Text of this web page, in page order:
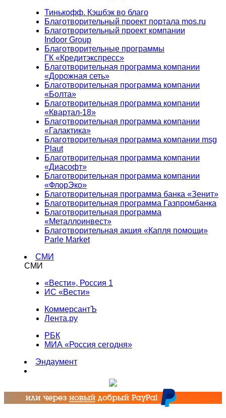
Тинькофф. Кэшбэк во благо
Благотворительный проект портала mos.ru
Благотворительный проект компании
Indoor Group
Благотворительные программы
ГК «Кредитэкспресс»
Благотворительная программа компании
«Дорожная сеть»
Благотворительная программа компании
«Болта»
Благотворительная программа компании
«Квартал-18»
Благотворительная программа компании
«Галактика»
Благотворительная программа компании msg
Plaut
Благотворительная программа компании
«Диасофт»
Благотворительная программа компании
«ФлорЭко»
Благотворительная программа банка «Зенит»
Благотворительная программа Газпромбанка
Благотворительная программа
«Металлоинвест»
Благотворительная акция «Капля помощи»
Parle Market
СМИ
СМИ
«Вести», Россия 1
ИС «Вести»
КоммерсантЪ
Лента.ру
РБК
МИА «Россия сегодня»
Эндаумент